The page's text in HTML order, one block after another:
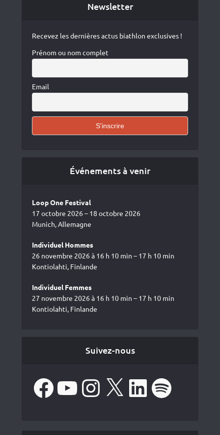
Newsletter
Recevez les dernières actus biathlon exclusives !
Prénom ou nom complet
Email
Événements à venir
Loop One Festival
17 octobre 2026 – 18 octobre 2026
Munich, Allemagne
Individuel Hommes
26 novembre 2026 à 16 h 10 min – 17 h 10 min
Kontiolahti, Finlande
Individuel Femmes
27 novembre 2026 à 16 h 10 min – 17 h 10 min
Kontiolahti, Finlande
Suivez-nous
FacebookYouTube Instagram LinkedIn Spotify